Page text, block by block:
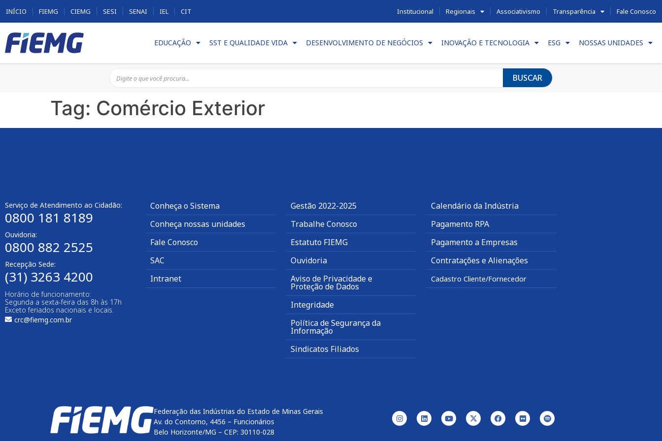
INÍCIO FIEMG CIEMG SESI SENAI IEL CIT Institucional Regionais Associativismo Transparência Fale Conosco
EDUCAÇÃO SST E QUALIDADE VIDA DESENVOLVIMENTO DE NEGÓCIOS INOVAÇÃO E TECNOLOGIA ESG NOSSAS UNIDADES
BUSCAR
Tag: Comércio Exterior
Serviço de Atendimento ao Cidadão:
0800 181 8189
Ouvidoria:
0800 882 2525
Recepção Sede:
(31) 3263 4200
Horário de funcionamento:
Segunda a sexta-feira das 8h às 17h
Exceto feriados nacionais e locais.
crc@fiemg.com.br
Conheça o Sistema
Conheça nossas unidades
Fale Conosco
SAC
Intranet
Gestão 2022-2025
Trabalhe Conosco
Estatuto FIEMG
Ouvidoria
Aviso de Privacidade e
Proteção de Dados
Integridade
Política de Segurança da
Informação
Sindicatos Filiados
Calendário da Indústria
Pagamento RPA
Pagamento a Empresas
Contratações e Alienações
Cadastro Cliente/Fornecedor
Federação das Indústrias do Estado de Minas Gerais
Av. do Contorno, 4456 – Funcionários
Belo Horizonte/MG – CEP: 30110-028
btn-04